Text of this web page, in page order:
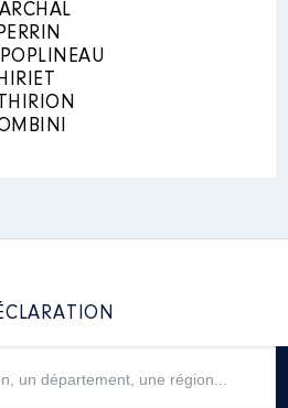
: GIE Pariseine │ De :
2020
ou gratification